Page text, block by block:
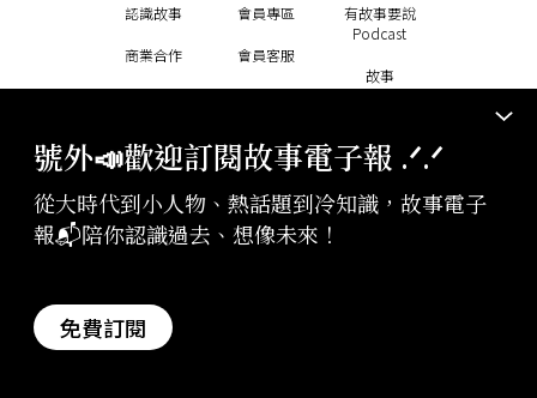
號外📣歡迎訂閱故事電子報 .ᐟ‪‪.ᐟ
從大時代到小人物、熱話題到冷知識，故事電子
報📬陪你認識過去、想像未來！
免費訂閱
認識故事
商業合作
會員專區
會員客服
有故事要說
Podcast
故事
副刊
訂閱電子報